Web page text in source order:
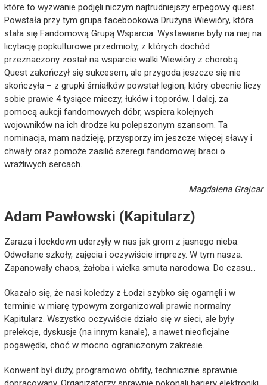
które to wyzwanie podjęli niczym najtrudniejszy erpegowy quest.
Powstała przy tym grupa facebookowa Drużyna Wiewióry, która
stała się Fandomową Grupą Wsparcia. Wystawiane były na niej na
licytację popkulturowe przedmioty, z których dochód
przeznaczony został na wsparcie walki Wiewióry z chorobą.
Quest zakończył się sukcesem, ale przygoda jeszcze się nie
skończyła – z grupki śmiałków powstał legion, który obecnie liczy
sobie prawie 4 tysiące mieczy, łuków i toporów. I dalej, za
pomocą aukcji fandomowych dóbr, wspiera kolejnych
wojowników na ich drodze ku polepszonym szansom. Ta
nominacja, mam nadzieję, przysporzy im jeszcze więcej sławy i
chwały oraz pomoże zasilić szeregi fandomowej braci o
wrażliwych sercach.
Magdalena Grajcar
Adam Pawłowski (Kapitularz)
Zaraza i lockdown uderzyły w nas jak grom z jasnego nieba.
Odwołane szkoły, zajęcia i oczywiście imprezy. W tym nasza.
Zapanowały chaos, żałoba i wielka smuta narodowa. Do czasu…
Okazało się, że nasi koledzy z Łodzi szybko się ogarnęli i w
terminie w miarę typowym zorganizowali prawie normalny
Kapitularz. Wszystko oczywiście działo się w sieci, ale były
prelekcje, dyskusje (na innym kanale), a nawet nieoficjalne
pogawędki, choć w mocno ograniczonym zakresie.
Konwent był duży, programowo obfity, technicznie sprawnie